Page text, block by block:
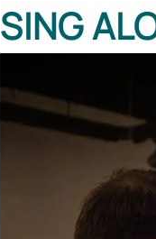
SING